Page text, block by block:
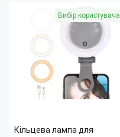
Вибір користувача
Кільцева лампа для